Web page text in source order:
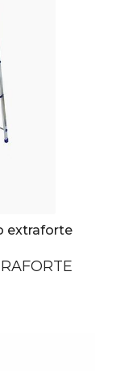
extraforte